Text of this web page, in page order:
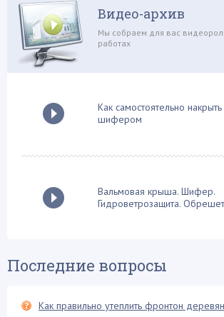
Строй-материалы (7)
Стропильная система (36)
Сэндвич панели (1)
Теплоизоляционные работы (28)
Устройство дымохода (12)
Флюгер (2)
Хозяйственные постройки (10)
Видео-архив
Мы собраем для вас
работах
Как самостоятельно
шифером
Вальмовая крыша. Шифер.
Гидроветрозащита.
Последние вопросы
Как правильно утеплить фронтон